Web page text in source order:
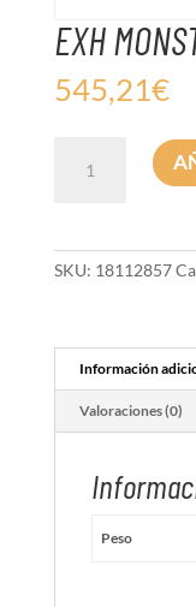
EXH
545,21€
MONSTER
cantidad
SKU: 18112857
Información
Valoraciones (0)
Peso